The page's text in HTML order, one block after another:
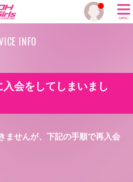
MENU
INFO
会をしてしまいまし
ませんが、下記の手順で再入会